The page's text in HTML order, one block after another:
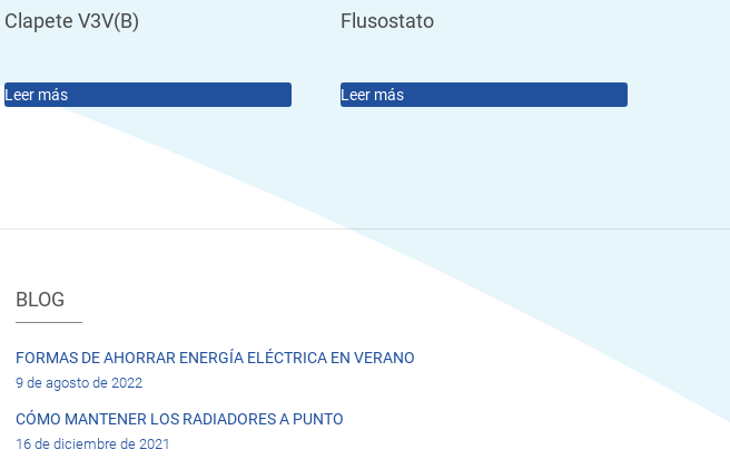
Clapete V3V(B)
Leer más
Flusostato
Leer más
BLOG
FORMAS DE AHORRAR ENERGÍA ELÉCTRICA EN VERANO
9 de agosto de 2022
CÓMO MANTENER LOS RADIADORES A PUNTO
16 de diciembre de 2021